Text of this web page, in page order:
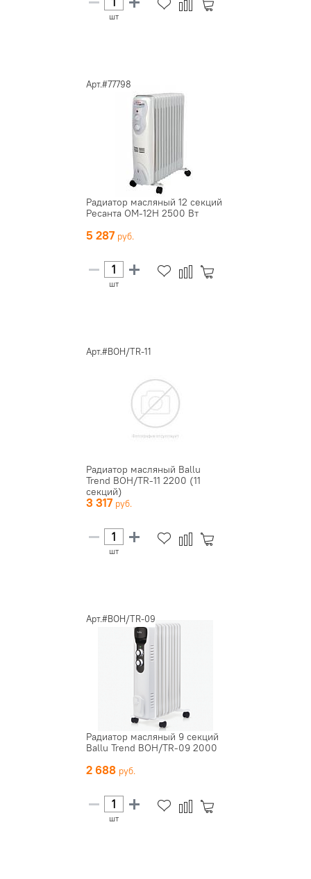
шт
Арт.#77798
Радиатор масляный 12 секций
Ресанта ОМ-12Н 2500 Вт
5 287
шт
Арт.#BOH/TR-11
Радиатор масляный Ballu
Trend BOH/TR-11 2200 (11
секций)
3 317
шт
Арт.#BOH/TR-09
Радиатор масляный 9 секций
Ballu Trend BOH/TR-09 2000
2 688
шт